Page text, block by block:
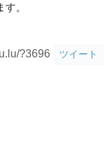
。
?3696 ツイート